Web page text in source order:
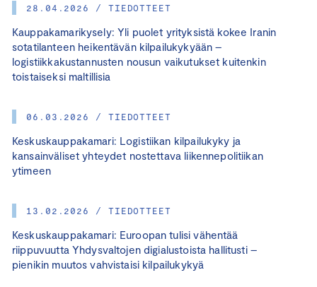
28.04.2026 / TIEDOTTEET
Kauppakamarikysely: Yli puolet yrityksistä kokee Iranin
sotatilanteen heikentävän kilpailukykyään –
logistiikkakustannusten nousun vaikutukset kuitenkin
toistaiseksi maltillisia
06.03.2026 / TIEDOTTEET
Keskuskauppakamari: Logistiikan kilpailukyky ja
kansainväliset yhteydet nostettava liikennepolitiikan
ytimeen
13.02.2026 / TIEDOTTEET
Keskuskauppakamari: Euroopan tulisi vähentää
riippuvuutta Yhdysvaltojen digialustoista hallitusti –
pienikin muutos vahvistaisi kilpailukykyä